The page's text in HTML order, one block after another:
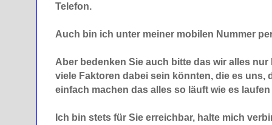
Telefon.
Auch bin ich unter meiner mobilen Nummer
Aber bedenken Sie auch bitte das wir alles
viele Faktoren dabei sein könnten, die es uns,
einfach machen das alles so läuft wie es
Ich bin stets für Sie erreichbar, halte mich